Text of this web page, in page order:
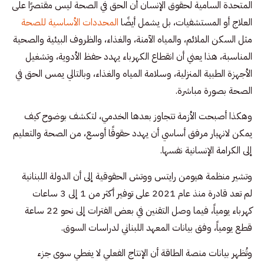
المتحدة السامية لحقوق الإنسان أن الحق في الصحة ليس مقتصرًا على
العلاج أو المستشفيات، بل يشمل أيضًا المحددات الأساسية للصحة
مثل السكن الملائم، والمياه الآمنة، والغذاء، والظروف البيئية والصحية
المناسبة، هذا يعني أن انقطاع الكهرباء يهدد حفظ الأدوية، وتشغيل
الأجهزة الطبية المنزلية، وسلامة المياه والغذاء، وبالتالي يمس الحق في
الصحة بصورة مباشرة.
وهكذا أصبحت الأزمة تتجاوز بعدها الخدمي، لتكشف بوضوح كيف
يمكن لانهيار مرفق أساسي أن يهدد حقوقًا أوسع، من الصحة والتعليم
إلى الكرامة الإنسانية نفسها.
وتشير منظمة هيومن رايتس ووتش الحقوقية إلى أن الدولة اللبنانية
لم تعد قادرة منذ عام 2021 على توفير أكثر من 1 إلى 3 ساعات
كهرباء يومياً، فيما وصل التقنين في بعض الفترات إلى نحو 22 ساعة
قطع يومياً، وفق بيانات المعهد اللبناني لدراسات السوق.
وتُظهر بيانات منصة الطاقة أن الإنتاج الفعلي لا يغطي سوى جزء